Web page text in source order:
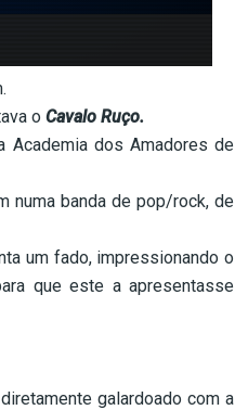
o Cavalo Ruço.
Academia dos Amadores de
numa banda de pop/rock, de
um fado, impressionando o
que este a apresentasse
galardoado com a